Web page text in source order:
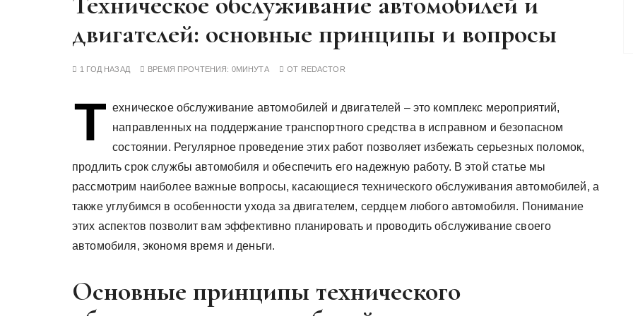
двигателей: основные принципы и вопросы
1 ГОД НАЗАД ВРЕМЯ ПРОЧТЕНИЯ: 0МИНУТА ОТ REDACTOR
Т ехническое обслуживание автомобилей и двигателей – это комплекс мероприятий,
направленных на поддержание транспортного средства в исправном и безопасном
состоянии. Регулярное проведение этих работ позволяет избежать серьезных поломок,
продлить срок службы автомобиля и обеспечить его надежную работу. В этой статье мы
рассмотрим наиболее важные вопросы, касающиеся технического обслуживания автомобилей, а
также углубимся в особенности ухода за двигателем, сердцем любого автомобиля. Понимание
этих аспектов позволит вам эффективно планировать и проводить обслуживание своего
автомобиля, экономя время и деньги.
Основные принципы технического